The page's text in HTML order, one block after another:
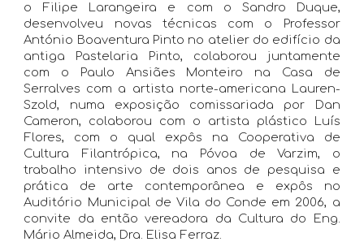
o Filipe Larangeira e com o Sandro Duque,
desenvolveu novas técnicas com o Professor
António Boaventura Pinto no atelier do edifício da
antiga Pastelaria Pinto, colaborou juntamente
com o Paulo Ansiães Monteiro na Casa de
Serralves com a artista norte-americana Lauren-
Szold, numa exposição comissariada por Dan
Cameron, colaborou com o artista plástico Luís
Flores, com o qual expôs na Cooperativa de
Cultura Filantrópica, na Póvoa de Varzim, o
trabalho intensivo de dois anos de pesquisa e
prática de arte contemporânea e expôs no
Auditório Municipal de Vila do Conde em 2006, a
convite da então vereadora da Cultura do Eng.
Mário Almeida, Dra. Elisa Ferraz.